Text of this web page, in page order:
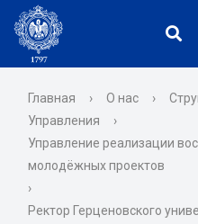
Главная › О нас ›
Управления
›
Управление реализации
молодёжных проектов
›
Ректор Герценовского